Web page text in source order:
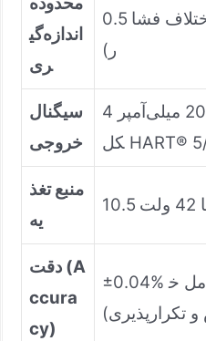
اندازه‌گی
ری
0.5 تا 2300 کیلوپاسکال (اختلاف فشا
ر)
سیگنال
خروجی
4 تا 20 میلی‌آمپر DC (دو سیمه) با پروت
منبع تغذ
یه
دقت (A
ccura
cy)
±0.04% از دهانه کالیبره‌شده (شامل خ
تکرارپذیری)